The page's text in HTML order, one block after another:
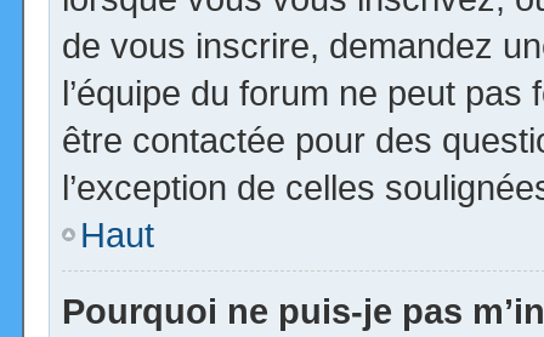
de vous inscrire, demandez
l’équipe du forum ne peut
être contactée pour des
l’exception de celles
Haut
Pourquoi ne puis-je pas